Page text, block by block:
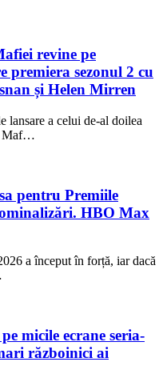
revine pe
premiera sezonul 2 cu
și Helen Mirren
lansare a celui de-al doilea
Maf…
pentru Premiile
HBO Max
a început în forță, iar dacă
micile ecrane seria-
războinici ai